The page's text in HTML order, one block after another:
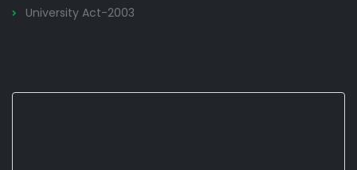
University Act-2003